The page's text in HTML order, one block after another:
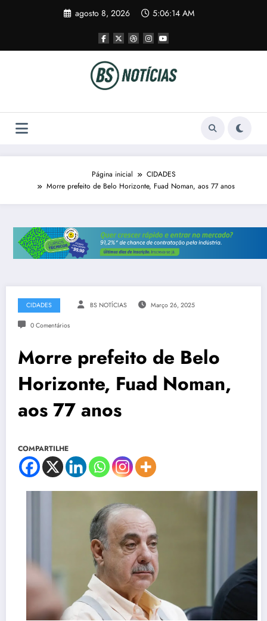
agosto 8, 2026 5:06:14 AM
Página inicial
CIDADES
Morre prefeito de Belo Horizonte, Fuad Noman, aos 77 anos
CIDADES BS NOTÍCIAS Março 26, 2025
0 Comentários
Morre prefeito de Belo
Horizonte, Fuad Noman,
aos 77 anos
COMPARTILHE